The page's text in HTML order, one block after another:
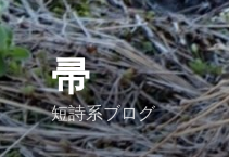
帚
短詩系ブログ